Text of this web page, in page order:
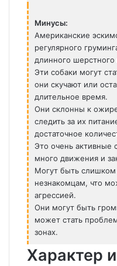
Минусы:
Американские
регулярного
длинного шерстного
Эти собаки могут
они скучают или
длительное время.
Они склонны к
следить за их
достаточное
Это очень активные
много движения и
Могут быть
незнакомцам, что
агрессией.
Они могут быть
может стать
зонах.
Характер